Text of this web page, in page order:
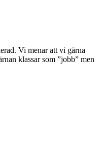
Vi menar att vi gärna
klassar som ”jobb” men